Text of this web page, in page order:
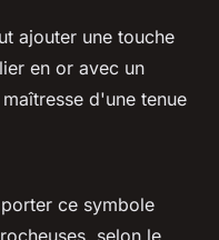
ajouter une touche
en or avec un
d'une tenue
ce symbole
selon le